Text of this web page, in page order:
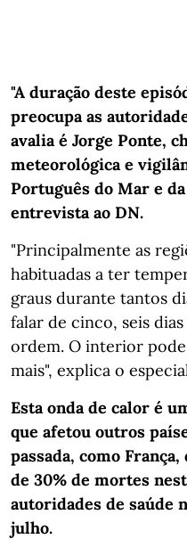
"A duração deste
preocupa as
avalia é Jorge Ponte,
meteorológica e
Português do Mar e
entrevista ao DN.
"Principalmente as
habituadas a ter
graus durante tantos
falar de cinco, seis
ordem. O interior
mais", explica o
Esta onda de calor é
que afetou outros
passada, como
de 30% de mortes
autoridades de saúde
julho.